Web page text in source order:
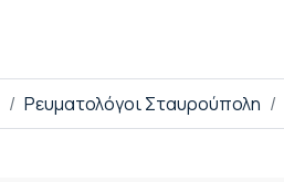
Ρευματολόγοι Σταυρούπολη